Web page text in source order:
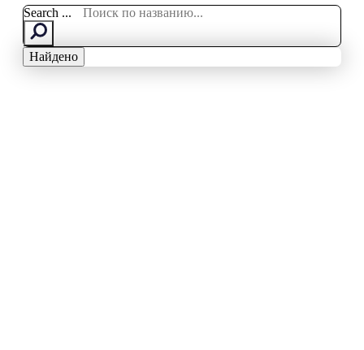
Search ...
Найдено